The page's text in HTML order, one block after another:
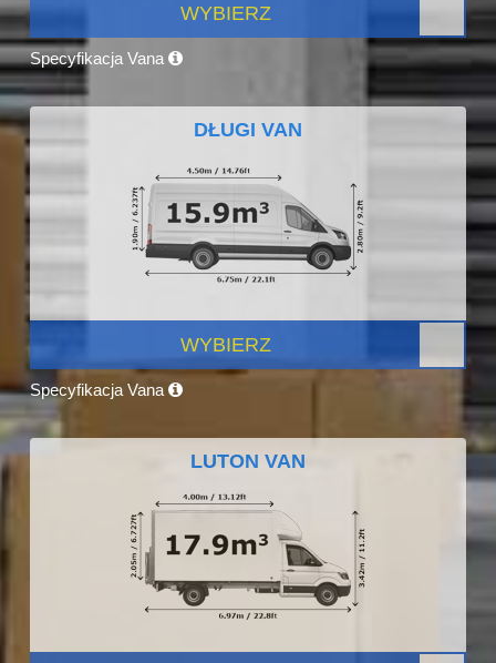
WYBIERZ
Specyfikacja Vana
DŁUGI VAN
WYBIERZ
Specyfikacja Vana
LUTON VAN